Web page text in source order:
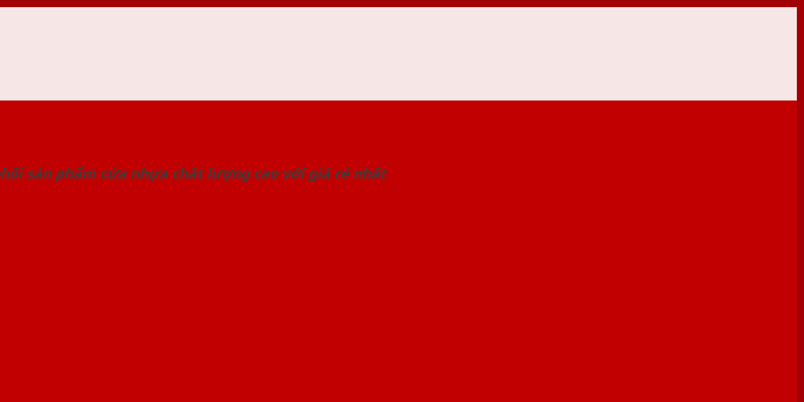
sản phẩm cửa nhựa chất lượng cao với giá rẻ nhất